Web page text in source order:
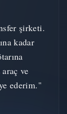
şirketi.
kadar
ve
ederim."